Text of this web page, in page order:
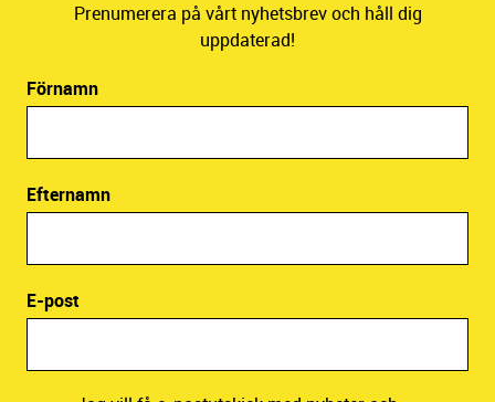
Prenumerera på vårt nyhetsbrev och håll dig
uppdaterad!
Förnamn
Efternamn
E-post